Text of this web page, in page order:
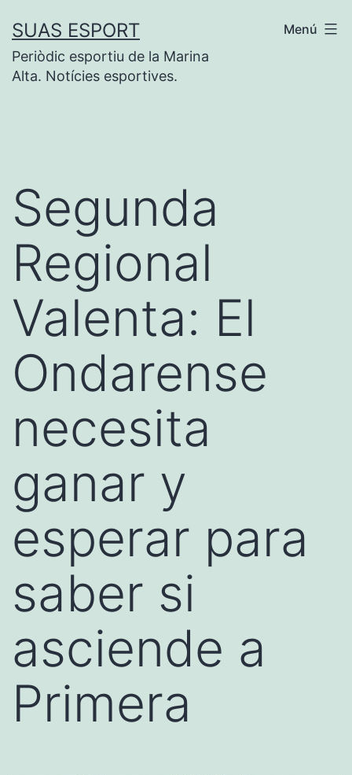
contenido
SUAS ESPORT
Periòdic esportiu de la Marina
Alta. Notícies esportives.
Menú
Segunda
Regional
Valenta: El
Ondarense
necesita
ganar y
esperar para
saber si
asciende a
Primera